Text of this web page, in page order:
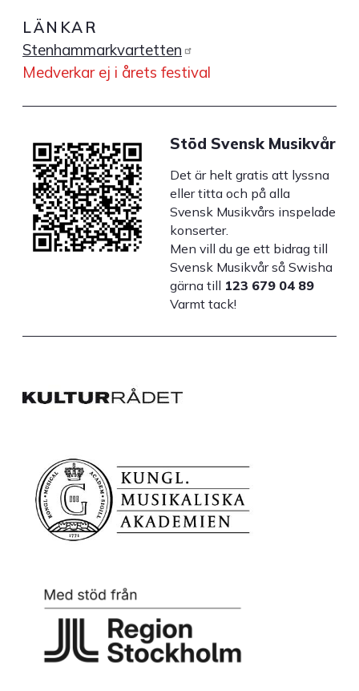
LÄNKAR
Stenhammarkvartetten
Medverkar ej i årets festival
Stöd Svensk Musikvår
Det är helt gratis att lyssna
eller titta och på alla
Svensk Musikvårs inspelade
konserter.
Men vill du ge ett bidrag till
Svensk Musikvår så Swisha
gärna till 123 679 04 89
Varmt tack!